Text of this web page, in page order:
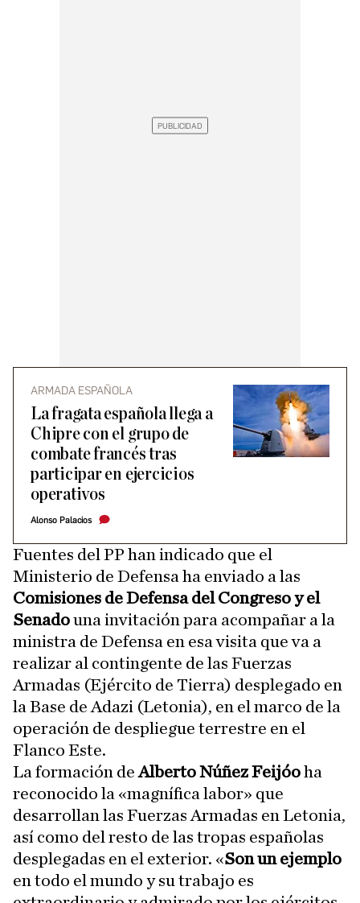
ARMADA ESPAÑOLA
La fragata española llega a
Chipre con el grupo de
combate francés tras
participar en ejercicios
operativos
Alonso Palacios
Fuentes del PP han indicado que el
Ministerio de Defensa ha enviado a las
Comisiones de Defensa del Congreso y el
Senadouna invitación para acompañar a la
ministra de Defensa en esa visita que va a
realizar al contingente de las Fuerzas
Armadas (Ejército de Tierra) desplegado en
la Base de Adazi (Letonia), en el marco de la
operación de despliegue terrestre en el
Flanco Este.
La formación deAlberto Núñez Feijóoha
reconocido la «magnífica labor» que
desarrollan las Fuerzas Armadas en Letonia,
así como del resto de las tropas españolas
desplegadas en el exterior. «Son un ejemplo
en todo el mundo y su trabajo es